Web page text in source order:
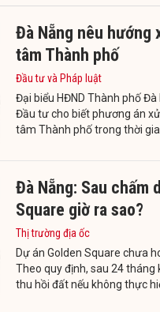
Đà Nẵng nêu hướng
tâm Thành phố
Đầu tư và Pháp luật
Đại biểu HĐND Thành phố Đà
Đầu tư cho biết phương án
tâm Thành phố trong thời
Đà Nẵng: Sau chấm
Square giờ ra sao?
Thị trường địa ốc
Dự án Golden Square chưa
Theo quy định, sau 24
thu hồi đất nếu không thực